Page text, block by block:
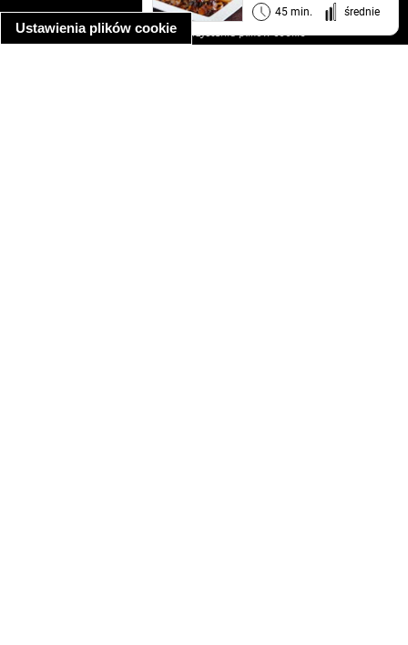
Ustawienia plików cookie
45 min. średnie
informacja o prywatności
informacja o wykorzystaniu plików cookie